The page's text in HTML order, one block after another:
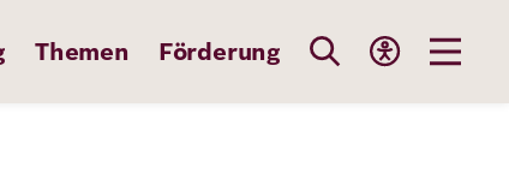
Themen Förderung